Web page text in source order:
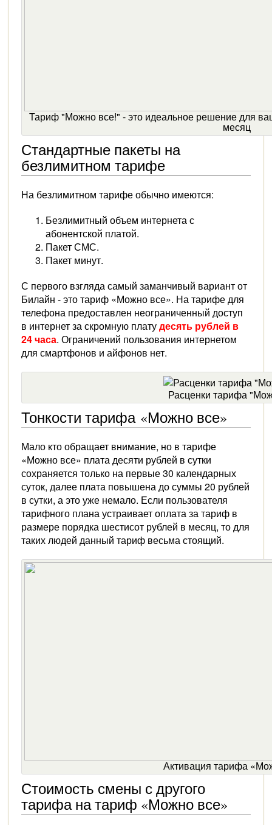
Тариф "Можно все!" - это идеальное решение для
месяц
Стандартные пакеты на
безлимитном тарифе
На безлимитном тарифе обычно имеются:
Безлимитный объем интернета с
абонентской платой.
Пакет СМС.
Пакет минут.
С первого взгляда самый заманчивый вариант от
Билайн - это тариф «Можно все». На тарифе для
телефона предоставлен неограниченный доступ
в интернет за скромную платудесять рублей в
24 часа. Ограничений пользования интернетом
для смартфонов и айфонов нет.
Расценки тарифа
Тонкости тарифа «Можно все»
Мало кто обращает внимание, но в тарифе
«Можно все» плата десяти рублей в сутки
сохраняется только на первые 30 календарных
суток, далее плата повышена до суммы 20 рублей
в сутки, а это уже немало. Если пользователя
тарифного плана устраивает оплата за тариф в
размере порядка шестисот рублей в месяц, то для
таких людей данный тариф весьма стоящий.
Активация тарифа
Стоимость смены с другого
тарифа на тариф «Можно все»